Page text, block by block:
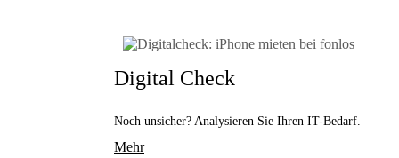
Digital Check
Noch unsicher? Analysieren Sie Ihren IT-Bedarf.
Mehr